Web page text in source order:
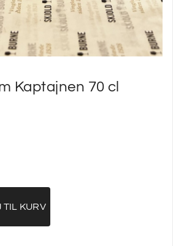
Kaptajnen 70 cl
KURV